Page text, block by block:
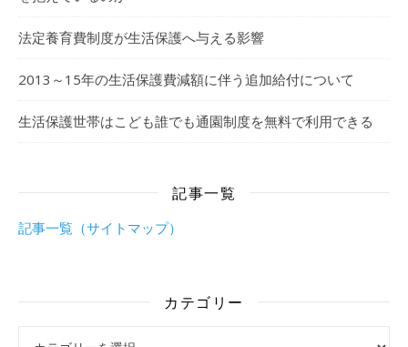
法定養育費制度が生活保護へ与える影響
2013～15年の生活保護費減額に伴う追加給付について
生活保護世帯はこども誰でも通園制度を無料で利用できる
記事一覧
記事一覧（サイトマップ）
カテゴリー